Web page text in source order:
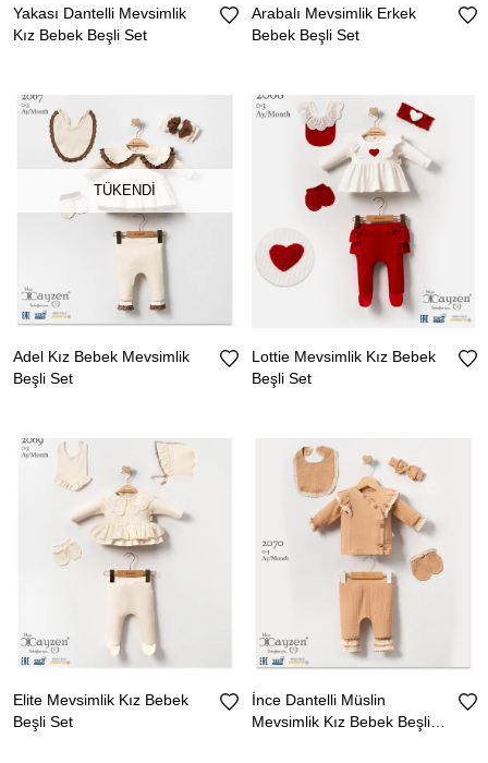
Yakası Dantelli Mevsimlik
Kız Bebek Beşli Set
Arabalı Mevsimlik Erkek
Bebek Beşli Set
TÜKENDI
Adel Kız Bebek Mevsimlik
Beşli Set
Lottie Mevsimlik Kız Bebek
Beşli Set
Elite Mevsimlik Kız Bebek
Beşli Set
İnce Dantelli Müslin
Mevsimlik Kız Bebek Beşli